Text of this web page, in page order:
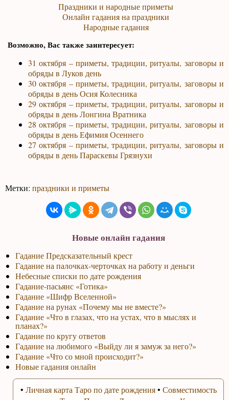
Праздники и народные приметы
Онлайн гадания на праздники
Народные гадания
Возможно, Вас также заинтересует:
31 октября – приметы, традиции, ритуалы, заговоры и
обряды в Луков день
30 октября – приметы, традиции, ритуалы, заговоры и
обряды в день Осия Колесника
29 октября – приметы, традиции, ритуалы, заговоры и
обряды в день Лонгина Вратника
28 октября – приметы, традиции, ритуалы, заговоры и
обряды в день Ефимия Осеннего
27 октября – приметы, традиции, ритуалы, заговоры и
обряды в день Параскевы Грязнухи
Метки:праздники и приметы
Новые онлайн гадания
Гадание Предсказательный крест
Гадание на палочках-черточках на работу и деньги
Небесные списки по дате рождения
Гадание-пасьянс «Готика»
Гадание «Шифр Вселенной»
Гадание на рунах «Почему мы не вместе?»
Гадание «Что в глазах, что на устах, что в мыслях и
планах?»
Гадание по кругу ответов
Гадание на любимого «Выйду ли я замуж за него?»
Гадание «Что со мной происходит?»
Новые гадания онлайн
• Личная карта Таро по дате рождения• Совместимость